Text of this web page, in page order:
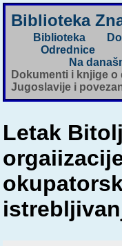
Biblioteka
Biblioteka
Odrednice
Na
Dokumenti i knjige
Jugoslavije i
Letak